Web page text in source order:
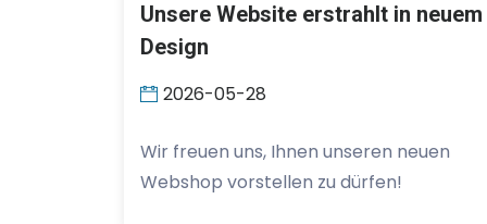
Unsere Website erstrahlt in neuem
Design
2026-05-28
Wir freuen uns, Ihnen unseren neuen
Webshop vorstellen zu dürfen!